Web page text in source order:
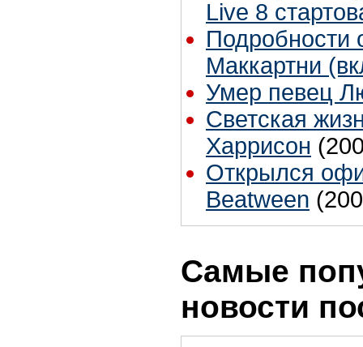
Live 8
Подробности
Маккартни
Умер певец
Светская
Харрисон
Открылся
Beatween
Самые
новости